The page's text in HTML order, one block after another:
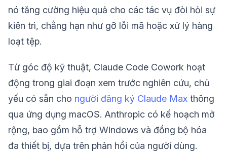
nó tăng cường hiệu quả cho các tác vụ đòi hỏi sự
kiên trì, chẳng hạn như gỡ lỗi mã hoặc xử lý hàng
loạt tệp.
Từ góc độ kỹ thuật, Claude Code Cowork hoạt
động trong giai đoạn xem trước nghiên cứu, chủ
yếu có sẵn cho người đăng ký Claude Max thông
qua ứng dụng macOS. Anthropic có kế hoạch mở
rộng, bao gồm hỗ trợ Windows và đồng bộ hóa
đa thiết bị, dựa trên phản hồi của người dùng.